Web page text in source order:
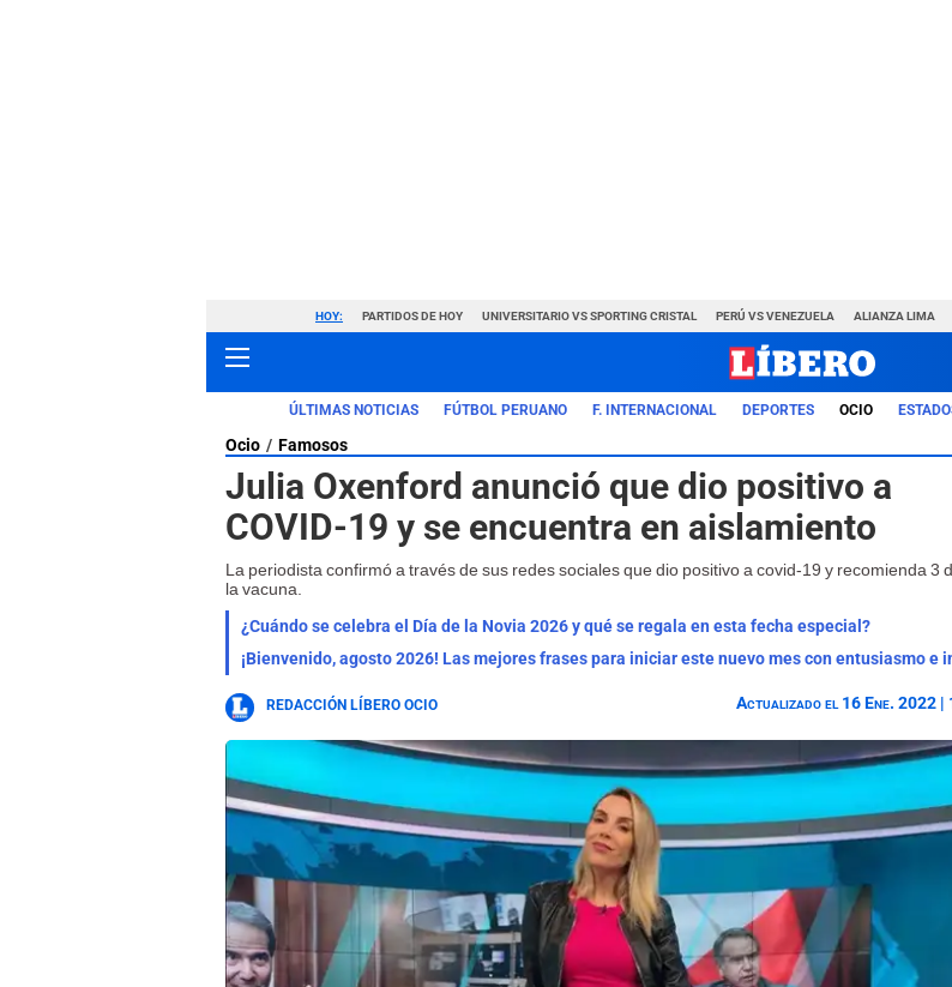
HOY: PARTIDOS DE HOY UNIVERSITARIO VS SPORTING CRISTAL PERÚ VS VENEZUELA ALIANZA LIMA
ÚLTIMAS NOTICIAS FÚTBOL PERUANO F. INTERNACIONAL DEPORTES OCIO
Ocio Famosos
Julia Oxenford anunció que dio positivo a
COVID-19 y se encuentra en aislamiento
La periodista confirmó a través de sus redes sociales que dio positivo a covid-19 y recomienda 3
la vacuna.
¿Cuándo se celebra el Día de la Novia 2026 y qué se regala en esta fecha especial?
REDACCIÓN LÍBERO OCIO Actualizado el 16 Ene. 2022 |